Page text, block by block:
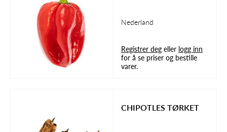
Nederland
Registrer deg eller logg inn
for å se priser og bestille
varer.
CHIPOTLES TØRKET